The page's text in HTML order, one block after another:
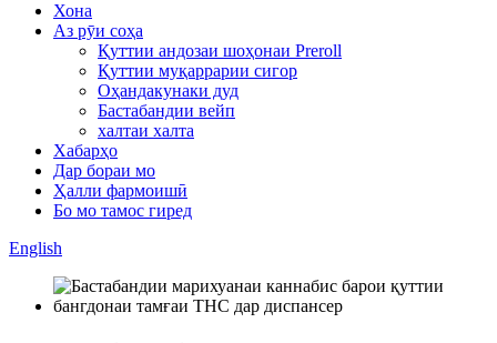
Хона
Аз рӯи соҳа
Қуттии андозаи шоҳонаи Preroll
Қуттии муқаррарии сигор
Оҳандакунаки дуд
Бастабандии вейп
халтаи халта
Хабарҳо
Дар бораи мо
Ҳалли фармоишӣ
Бо мо тамос гиред
English